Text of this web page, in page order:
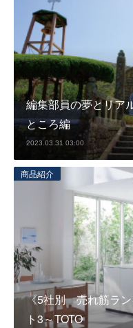
編集部員の夢とリア
ところ編
2023.03.31 03:00
商品紹介
《5社別 売れ筋ラン
ト3～TOTO